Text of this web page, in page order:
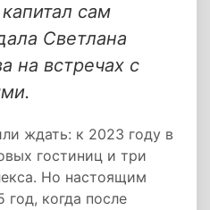
сам
Светлана
на встречах с
ждать: к 2023 году в
гостиниц и три
Но настоящим
когда после